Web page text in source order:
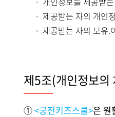
제공받는 자의 개인
제공받는 자의 보유.
제5조(개인정보의
①<궁전키즈스쿨>은 원